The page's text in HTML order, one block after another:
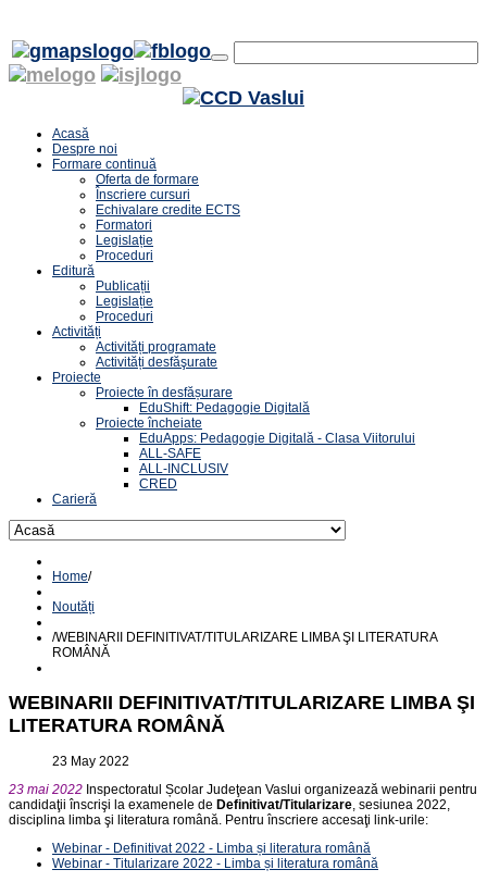
Acasă
Despre noi
Formare continuă
Oferta de formare
Înscriere cursuri
Echivalare credite ECTS
Formatori
Legislație
Proceduri
Editură
Publicații
Legislație
Proceduri
Activități
Activități programate
Activități desfăşurate
Proiecte
Proiecte în desfășurare
EduShift: Pedagogie Digitală
Proiecte încheiate
EduApps: Pedagogie Digitală - Clasa Viitorului
ALL-SAFE
ALL-INCLUSIV
CRED
Carieră
Home/
Noutăți
/WEBINARII DEFINITIVAT/TITULARIZARE LIMBA ŞI LITERATURA
ROMÂNĂ
WEBINARII DEFINITIVAT/TITULARIZARE LIMBA ŞI
LITERATURA ROMÂNĂ
23 May 2022
23 mai 2022 Inspectoratul Școlar Judeţean Vaslui organizează webinarii pentru
candidaţii înscrişi la examenele de Definitivat/Titularizare , sesiunea 2022,
disciplina limba şi literatura română. Pentru înscriere accesaţi link-urile:
Webinar - Definitivat 2022 - Limba și literatura română
Webinar - Titularizare 2022 - Limba și literatura română